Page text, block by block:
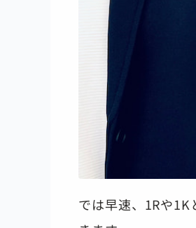
では早速、1Rや